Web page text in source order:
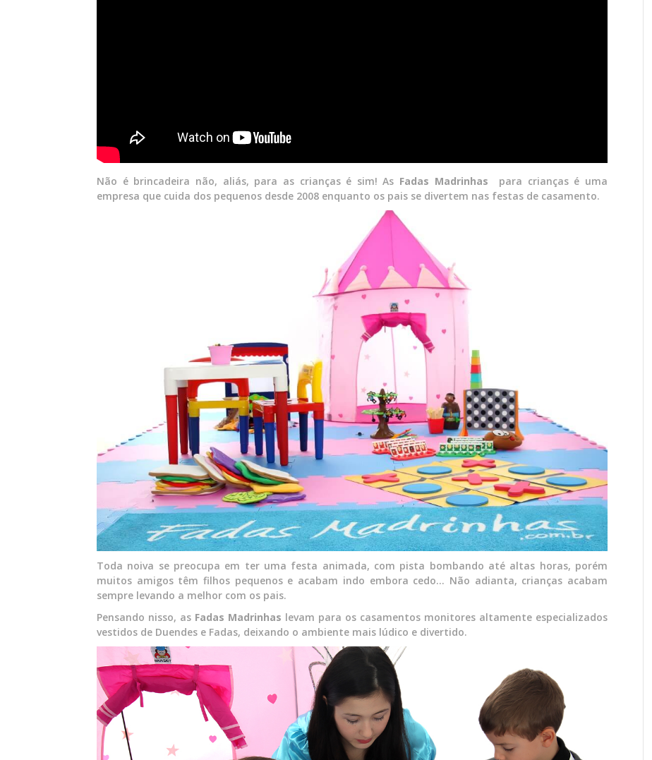
Não é brincadeira não, aliás, para as crianças é sim! As Fadas Madrinhas para crianças é uma
empresa que cuida dos pequenos desde 2008 enquanto os pais se divertem nas festas de casamento.
Toda noiva se preocupa em ter uma festa animada, com pista bombando até altas horas, porém
muitos amigos têm filhos pequenos e acabam indo embora cedo… Não adianta, crianças acabam
sempre levando a melhor com os pais.
Pensando nisso, as Fadas Madrinhas levam para os casamentos monitores altamente especializados
vestidos de Duendes e Fadas, deixando o ambiente mais lúdico e divertido.